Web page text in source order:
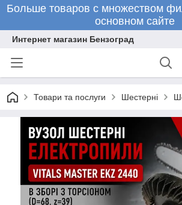
Больше товаров с множеством
основном сайте
Интернет магазин Бензоград
Товари та послуги Шестерні